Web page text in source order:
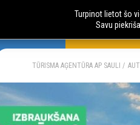
AUTOBUSU
TŪRISMA AĢENTŪRA AP SAULI
Turpinot lietot šo
Savu